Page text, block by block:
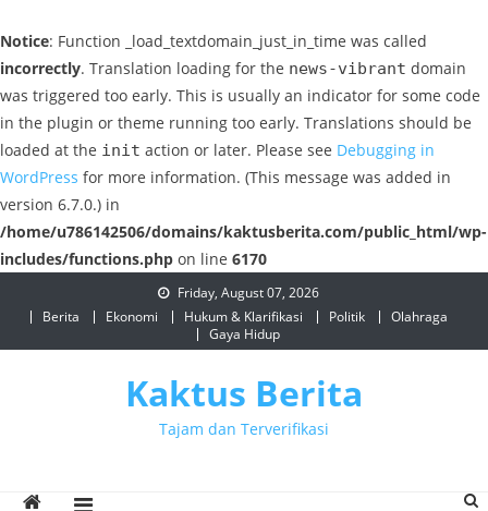
Notice: Function _load_textdomain_just_in_time was called
incorrectly. Translation loading for the news-vibrant domain
was triggered too early. This is usually an indicator for some code
in the plugin or theme running too early. Translations should be
loaded at the init action or later. Please see Debugging in
WordPress for more information. (This message was added in
version 6.7.0.) in
/home/u786142506/domains/kaktusberita.com/public_html/wp-
includes/functions.php on line 6170
Friday, August 07, 2026
Berita
Ekonomi Hukum & Klarifikasi Politik
Olahraga
Gaya Hidup
Kaktus Berita
Tajam dan Terverifikasi